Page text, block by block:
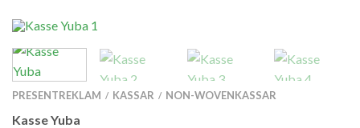
PRESENTREKLAM / KASSAR / NON-WOVENKASSAR
Kasse Yuba